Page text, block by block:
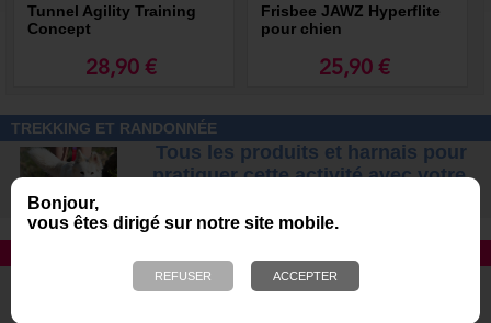
Bonjour,
vous êtes dirigé sur notre site mobile.
Tunnel Agility Training
Concept
28,90 €
Frisbee JAWZ Hyperflite
pour chien
25,90 €
TREKKING ET RANDONNÉE
Tous les produits et harnais pour
pratiquer cette activité avec votre
Avec DOG RUNNER et Dog Pacer